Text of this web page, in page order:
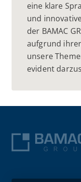
eine klare
und
der BAMAC
aufgrund
unsere
evident